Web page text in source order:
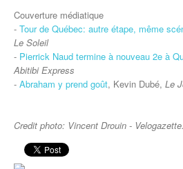
Couverture médiatique
- Tour de Québec: autre étape, même
Le Soleil
- Pierrick Naud termine à nouveau 2e à
Abitibi Express
- Abraham y prend goût, Kevin Dubé, Le
Credit photo: Vincent Drouin -